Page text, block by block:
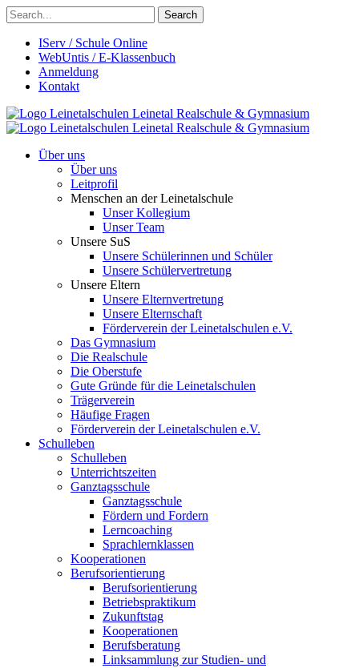
Search
IServ / Schule Online
WebUntis / E-Klassenbuch
Anmeldung
Kontakt
Leinetalschulen Leinetal Realschule & Gymnasium
Leinetalschulen Leinetal Realschule & Gymnasium
Über uns
Über uns
Leitprofil
Menschen an der Leinetalschule
Unser Kollegium
Unser Team
Unsere SuS
Unsere Schülerinnen und Schüler
Unsere Schülervertretung
Unsere Eltern
Unsere Elternvertretung
Unsere Elternschaft
Förderverein der Leinetalschulen e.V.
Das Gymnasium
Die Realschule
Die Oberstufe
Gute Gründe für die Leinetalschulen
Trägerverein
Häufige Fragen
Förderverein der Leinetalschulen e.V.
Schulleben
Schulleben
Unterrichtszeiten
Ganztagsschule
Ganztagsschule
Fördern und Fordern
Lerncoaching
Sprachlernklassen
Kooperationen
Berufsorientierung
Berufsorientierung
Betriebspraktikum
Zukunftstag
Kooperationen
Berufsberatung
Linksammlung zur Studien- und